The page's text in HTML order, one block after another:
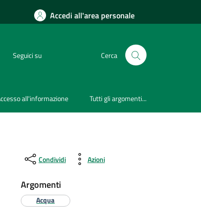
Accedi all'area personale
Seguici su Cerca
all'informazione Tutti gli argomenti...
Condividi Azioni
Argomenti
Acqua